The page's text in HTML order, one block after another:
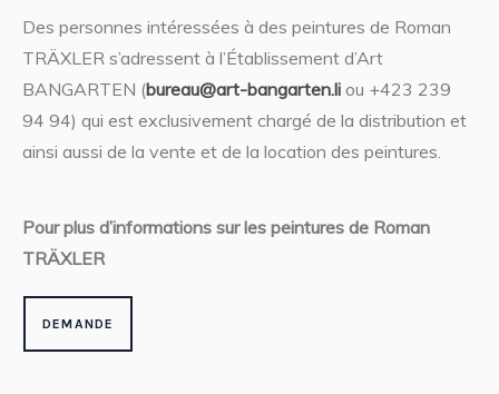
Des personnes intéressées à des peintures de Roman
TRÄXLER s’adressent à l’Établissement d’Art
BANGARTEN (bureau@art-bangarten.liou +423 239
94 94) qui est exclusivement chargé de la distribution et
ainsi aussi de la vente et de la location des peintures.
Pour plus d’informations sur les peintures de Roman
TRÄXLER
DEMANDE